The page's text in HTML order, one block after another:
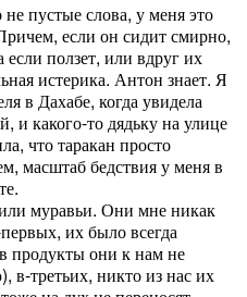
пустые слова, у меня это
если он сидит смирно,
если ползет, или вдруг их
истерика. Антон знает. Я
в Дахабе, когда увидела
и какого-то дядьку на улице
что таракан просто
масштаб бедствия у меня в
муравьи. Они мне никак
их было всегда
продукты они к нам не
в-третьих, никто из нас их